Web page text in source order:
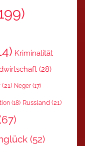
Kriminalität
(28)
(21) Neger (17)
(18) Russland (21)
(52)